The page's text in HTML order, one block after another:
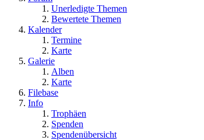
Unerledigte Themen
Bewertete Themen
Kalender
Termine
Karte
Galerie
Alben
Karte
Filebase
Info
Trophäen
Spenden
Spendenübersicht